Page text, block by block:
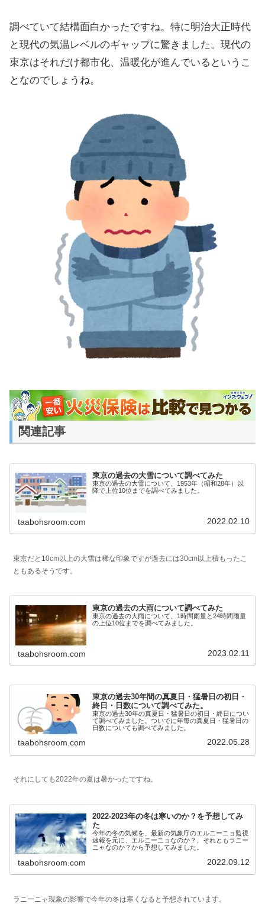
調べていて結構面白かったですね。特に明治大正時代
と現代の気温レベルのギャップに驚きました。現代の
東京はそれだけ都市化、温暖化が進んでいるというこ
となのでしょうね。
関連記事
東京の過去の大雪について調べてみた
東京の過去の大雪について、1953年（昭和28年）以
降で上位10位までを調べてみました。
taabohsroom.com 2022.02.10
東京だと10cm以上の大雪は稀な印象ですが過去には30cm以上積もったこ
ともあるそうです。
東京の過去の大雨について調べてみた
東京の過去の大雨について、1時間雨量と24時間雨量
の上位10位までを調べてみました。
taabohsroom.com 2023.02.11
東京の過去30年間の真夏日・猛暑日の初日・
終日・日数について調べてみた。
東京の過去30年の真夏日・猛暑日の初日・終日につい
て調べてみました。ついでに年毎の真夏日・猛暑日の
日数についても調べてみました。
taabohsroom.com 2022.05.28
それにしても2022年の夏は暑かったですね。
2022-2023年の冬は寒いのか？を予想してみ
た
今年の冬の気候を、最新の気象庁のエルニーニョ監視
速報を元に、エルニーニョなのか？、それともラニー
ニャなのか？から予想してみました。
taabohsroom.com 2022.09.12
ラニーニャ現象の影響で今年の冬は寒くなると予想されています。